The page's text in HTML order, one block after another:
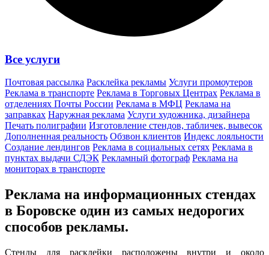
Все услуги
Почтовая рассылка Расклейка рекламы Услуги промоутеров
Реклама в транспорте Реклама в Торговых Центрах Реклама в
отделениях Почты России Реклама в МФЦ Реклама на
заправках Наружная реклама Услуги художника, дизайнера
Печать полиграфии Изготовление стендов, табличек, вывесок
Дополненная реальность Обзвон клиентов Индекс лояльности
Создание лендингов Реклама в социальных сетях Реклама в
пунктах выдачи СДЭК Рекламный фотограф Реклама на
мониторах в транспорте
Реклама на информационных стендах
в Боровске один из самых недорогих
способов рекламы.
Стенды для расклейки расположены внутри и около